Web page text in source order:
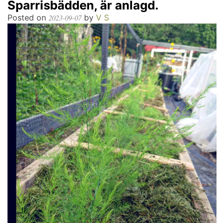
Sparrisbädden, är anlagd.
Posted on 2023-09-07by V S